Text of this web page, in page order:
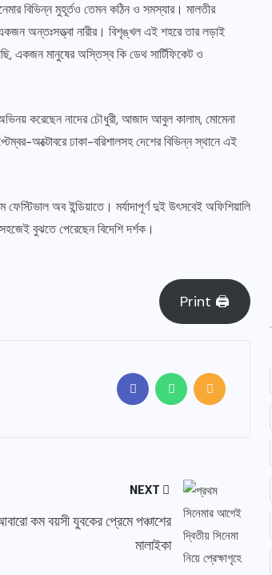
বিভিন্ন মুহূর্তও তেমন কঠিন ও সমস্যার। মালতীর
অন্তঃসত্ত্বা নারীর। বিশৃঙ্খল এই শহরে তার লড়াই
একজন মানুষের অস্তিস্ব কি ডেথ সার্টিফিকেট ও
করেছেন নাদের চৌধুরী, আজাদ আবুল কালাম, মোমেনা
অক্টোবরে ঢাকা-বরিশালসহ দেশের বিভিন্ন স্থানে এই
অব ইন্ডিয়াতে। মর্যাদাপূর্ণ দুই উৎসবেই অফিশিয়ালি
বুঝতে পেরেছেন বিদেশি দর্শক।
Print 🖨
NEXT
কম বয়সী যুবকের প্রেমে পঞ্চাশের
মালাইকা